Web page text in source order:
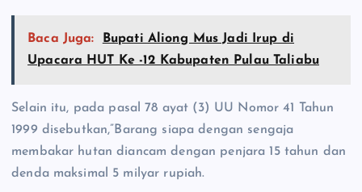
Baca Juga:
Bupati Aliong Mus Jadi Irup di
Upacara HUT Ke -12 Kabupaten Pulau Taliabu
Selain itu, pada pasal 78 ayat (3) UU Nomor 41 Tahun
1999 disebutkan,”Barang siapa dengan sengaja
membakar hutan diancam dengan penjara 15 tahun dan
denda maksimal 5 milyar rupiah.